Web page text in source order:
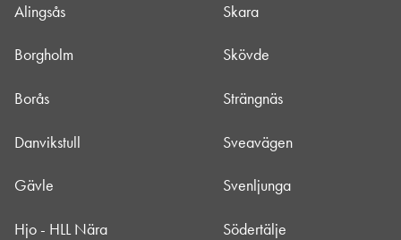
Alingsås
Borgholm
Borås
Danvikstull
Gävle
Hjo - HLL Nära
Skara
Skövde
Strängnäs
Sveavägen
Svenljunga
Södertälje